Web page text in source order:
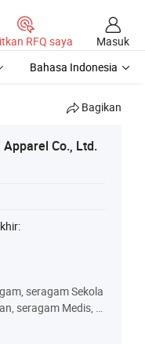
RFQ saya
Masuk
Bahasa Indonesia
Bagikan
Co., Ltd.
seragam Sekola
seragam Medis, S
Keausan, kaos, baj